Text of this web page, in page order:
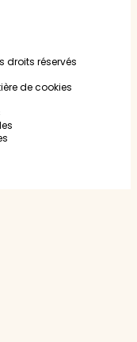
droits réservés
de cookies